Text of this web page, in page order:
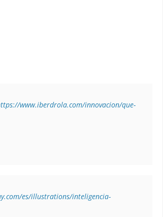
www.iberdrola.com/innovacion/que-
es/illustrations/inteligencia-